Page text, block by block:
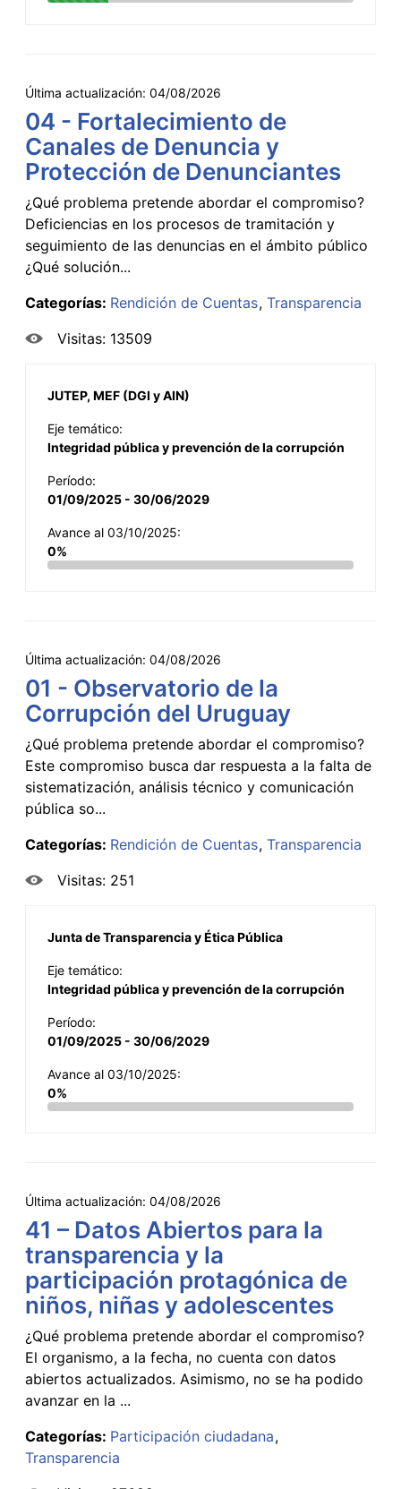
Última actualización: 04/08/2026
04 - Fortalecimiento de
Canales de Denuncia y
Protección de Denunciantes
¿Qué problema pretende abordar el compromiso?
Deficiencias en los procesos de tramitación y
seguimiento de las denuncias en el ámbito público
¿Qué solución...
Categorías: Rendición de Cuentas Transparencia
Visitas: 13509
JUTEP, MEF (DGI y AIN)
Eje temático:
Integridad pública y prevención de la corrupción
Período:
01/09/2025 - 30/06/2029
Avance al 03/10/2025:
0%
Última actualización: 04/08/2026
01 - Observatorio de la
Corrupción del Uruguay
¿Qué problema pretende abordar el compromiso?
Este compromiso busca dar respuesta a la falta de
sistematización, análisis técnico y comunicación
pública so...
Categorías: Rendición de Cuentas Transparencia
Visitas: 251
Junta de Transparencia y Ética Pública
Eje temático:
Integridad pública y prevención de la corrupción
Período:
01/09/2025 - 30/06/2029
Avance al 03/10/2025:
0%
Última actualización: 04/08/2026
41 – Datos Abiertos para la
transparencia y la
participación protagónica de
niños, niñas y adolescentes
¿Qué problema pretende abordar el compromiso?
El organismo, a la fecha, no cuenta con datos
abiertos actualizados. Asimismo, no se ha podido
avanzar en la ...
Categorías: Participación ciudadana
Transparencia